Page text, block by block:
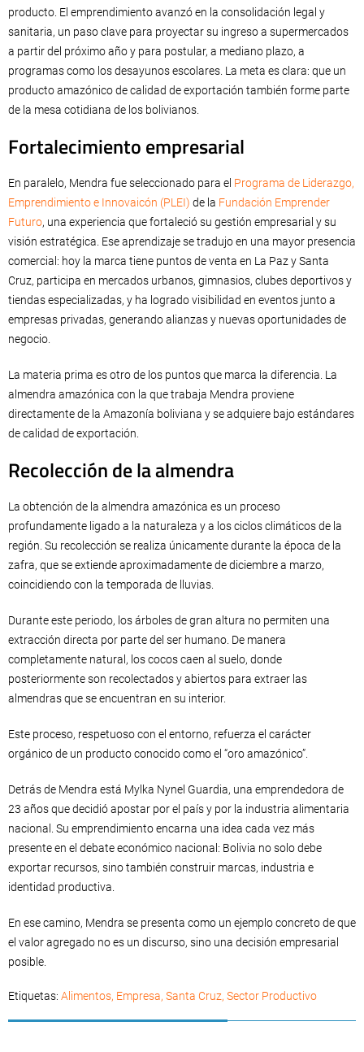
producto. El emprendimiento avanzó en la consolidación legal y
sanitaria, un paso clave para proyectar su ingreso a supermercados
a partir del próximo año y para postular, a mediano plazo, a
programas como los desayunos escolares. La meta es clara: que un
producto amazónico de calidad de exportación también forme parte
de la mesa cotidiana de los bolivianos.
Fortalecimiento empresarial
En paralelo, Mendra fue seleccionado para el Programa de Liderazgo,
Emprendimiento e Innovaicón (PLEI) de la Fundación Emprender
Futuro, una experiencia que fortaleció su gestión empresarial y su
visión estratégica. Ese aprendizaje se tradujo en una mayor presencia
comercial: hoy la marca tiene puntos de venta en La Paz y Santa
Cruz, participa en mercados urbanos, gimnasios, clubes deportivos y
tiendas especializadas, y ha logrado visibilidad en eventos junto a
empresas privadas, generando alianzas y nuevas oportunidades de
negocio.
La materia prima es otro de los puntos que marca la diferencia. La
almendra amazónica con la que trabaja Mendra proviene
directamente de la Amazonía boliviana y se adquiere bajo estándares
de calidad de exportación.
Recolección de la almendra
La obtención de la almendra amazónica es un proceso
profundamente ligado a la naturaleza y a los ciclos climáticos de la
región. Su recolección se realiza únicamente durante la época de la
zafra, que se extiende aproximadamente de diciembre a marzo,
coincidiendo con la temporada de lluvias.
Durante este periodo, los árboles de gran altura no permiten una
extracción directa por parte del ser humano. De manera
completamente natural, los cocos caen al suelo, donde
posteriormente son recolectados y abiertos para extraer las
almendras que se encuentran en su interior.
Este proceso, respetuoso con el entorno, refuerza el carácter
orgánico de un producto conocido como el “oro amazónico”.
Detrás de Mendra está Mylka Nynel Guardia, una emprendedora de
23 años que decidió apostar por el país y por la industria alimentaria
nacional. Su emprendimiento encarna una idea cada vez más
presente en el debate económico nacional: Bolivia no solo debe
exportar recursos, sino también construir marcas, industria e
identidad productiva.
En ese camino, Mendra se presenta como un ejemplo concreto de que
el valor agregado no es un discurso, sino una decisión empresarial
posible.
Etiquetas: Alimentos, Empresa, Santa Cruz, Sector Productivo